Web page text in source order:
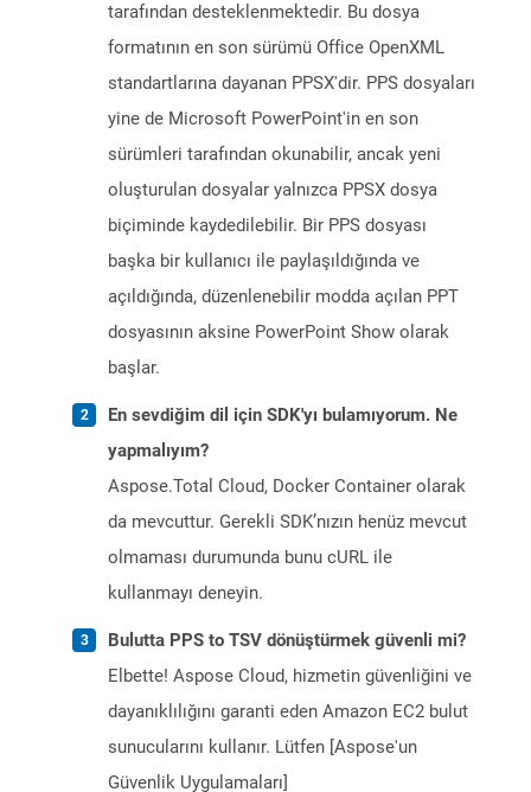
tarafından desteklenmektedir. Bu dosya
formatının en son sürümü Office OpenXML
standartlarına dayanan PPSX'dir. PPS dosyaları
yine de Microsoft PowerPoint'in en son
sürümleri tarafından okunabilir, ancak yeni
oluşturulan dosyalar yalnızca PPSX dosya
biçiminde kaydedilebilir. Bir PPS dosyası
başka bir kullanıcı ile paylaşıldığında ve
açıldığında, düzenlenebilir modda açılan PPT
dosyasının aksine PowerPoint Show olarak
başlar.
En sevdiğim dil için SDK'yı bulamıyorum. Ne
yapmalıyım?
Aspose.Total Cloud, Docker Container olarak
da mevcuttur. Gerekli SDK’nızın henüz mevcut
olmaması durumunda bunu cURL ile
kullanmayı deneyin.
Bulutta PPS to TSV dönüştürmek güvenli mi?
Elbette! Aspose Cloud, hizmetin güvenliğini ve
dayanıklılığını garanti eden Amazon EC2 bulut
sunucularını kullanır. Lütfen [Aspose'un
Güvenlik Uygulamaları]